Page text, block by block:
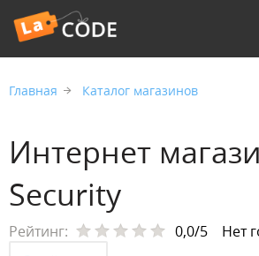
Главная Каталог магазинов
Интернет
Security
Рейтинг: 0,0/5 Нет